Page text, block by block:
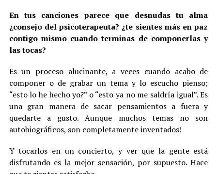
En tus canciones parece que desnudas tu alma
¿consejo del psicoterapeuta? ¿te sientes más en paz
contigo mismo cuando terminas de componerlas y
las tocas?
Es un proceso alucinante, a veces cuando acabo de
componer o de grabar un tema y lo escucho pienso;
“esto lo he hecho yo?” o “esto ya no me saldría igual”. Es
una gran manera de sacar pensamientos a fuera y
quedarte a gusto. Aunque muchos temas no son
autobiográficos, son completamente inventados!
Y tocarlos en un concierto, y ver que la gente está
disfrutando es la mejor sensación, por supuesto. Hace